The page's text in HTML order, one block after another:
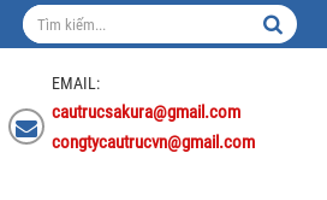
EMAIL:
cautrucsakura@gmail.com
congtycautrucvn@gmail.com